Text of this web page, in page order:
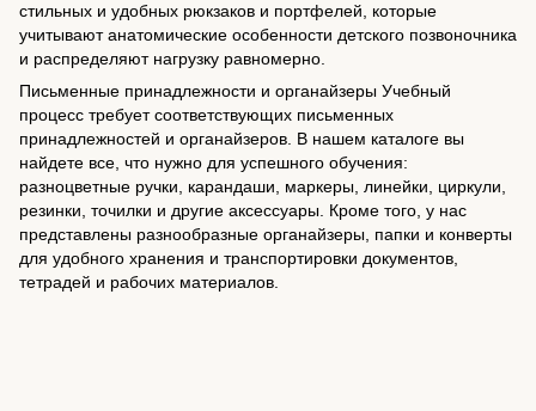
стильных и удобных рюкзаков и портфелей, которые
учитывают анатомические особенности детского позвоночника
и распределяют нагрузку равномерно.
Письменные принадлежности и органайзеры Учебный
процесс требует соответствующих письменных
принадлежностей и органайзеров. В нашем каталоге вы
найдете все, что нужно для успешного обучения:
разноцветные ручки, карандаши, маркеры, линейки, циркули,
резинки, точилки и другие аксессуары. Кроме того, у нас
представлены разнообразные органайзеры, папки и конверты
для удобного хранения и транспортировки документов,
тетрадей и рабочих материалов.